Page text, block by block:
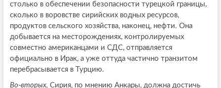
столько в обеспечении безопасности турецкой границы,
сколько в воровстве сирийских водных ресурсов,
продуктов сельского хозяйства, наконец, нефти. Она
добывается на месторождениях, контролируемых
совместно американцами и СДС, отправляется
официально в Ирак, а уже оттуда частично транзитом
перебрасывается в Турцию.
Во-вторых, Сирия, по мнению Анкары, должна достичь